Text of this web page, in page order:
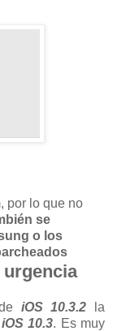
por lo que no
se
o los
urgencia
iOS 10.3.2
la
iOS 10.3. Es muy